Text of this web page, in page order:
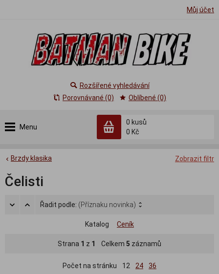
Můj účet
Menu
0 kusů
0 Kč
Rozšířené vyhledávání
Porovnávané (0)
Oblíbené (0)
Zobrazit filtr
Brzdy klasika
Čelisti
Řadit podle: (Příznaku novinka)
Katalog Ceník
Strana 1 z 1 Celkem 5 záznamů
Počet na stránku 12 24 36